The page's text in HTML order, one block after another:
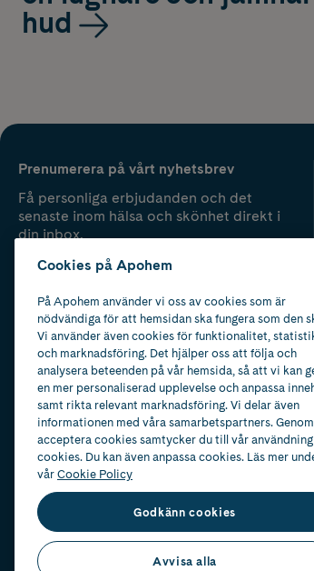
hud
Prenumerera på vårt nyhetsbrev
Få personliga erbjudanden och det
senaste inom hälsa och skönhet direkt i
din inbox.
Cookies på Apohem
På Apohem använder vi oss av cookies som är
nödvändiga för att hemsidan ska fungera som den
Vi använder även cookies för funktionalitet,
och marknadsföring. Det hjälper oss att följa och
analysera beteenden på vår hemsida, så att vi kan
en mer personaliserad upplevelse och anpassa
samt rikta relevant marknadsföring. Vi delar även
informationen med våra samarbetspartners.
acceptera cookies samtycker du till vår
cookies. Du kan även anpassa cookies. Läs mer
vårCookie Policy
Godkänn cookies
Avvisa alla